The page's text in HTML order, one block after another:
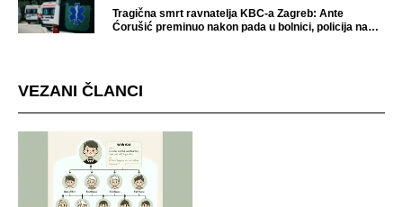
Tragična smrt ravnatelja KBC-a Zagreb: Ante
Ćorušić preminuo nakon pada u bolnici, policija na
VEZANI ČLANCI